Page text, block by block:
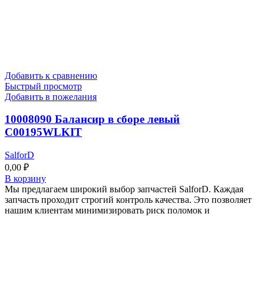
Добавить к сравнению
Быстрый просмотр
Добавить в пожелания
10008090 Балансир в сборе левый
C00195WLKIT
SalforD
0,00 ₽
В корзину
Мы предлагаем широкий выбор запчастей SalforD. Каждая
запчасть проходит строгий контроль качества. Это позволяет
нашим клиентам минимизировать риск поломок и